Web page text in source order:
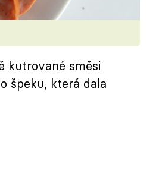
kutrované směsi
špeku, která dala